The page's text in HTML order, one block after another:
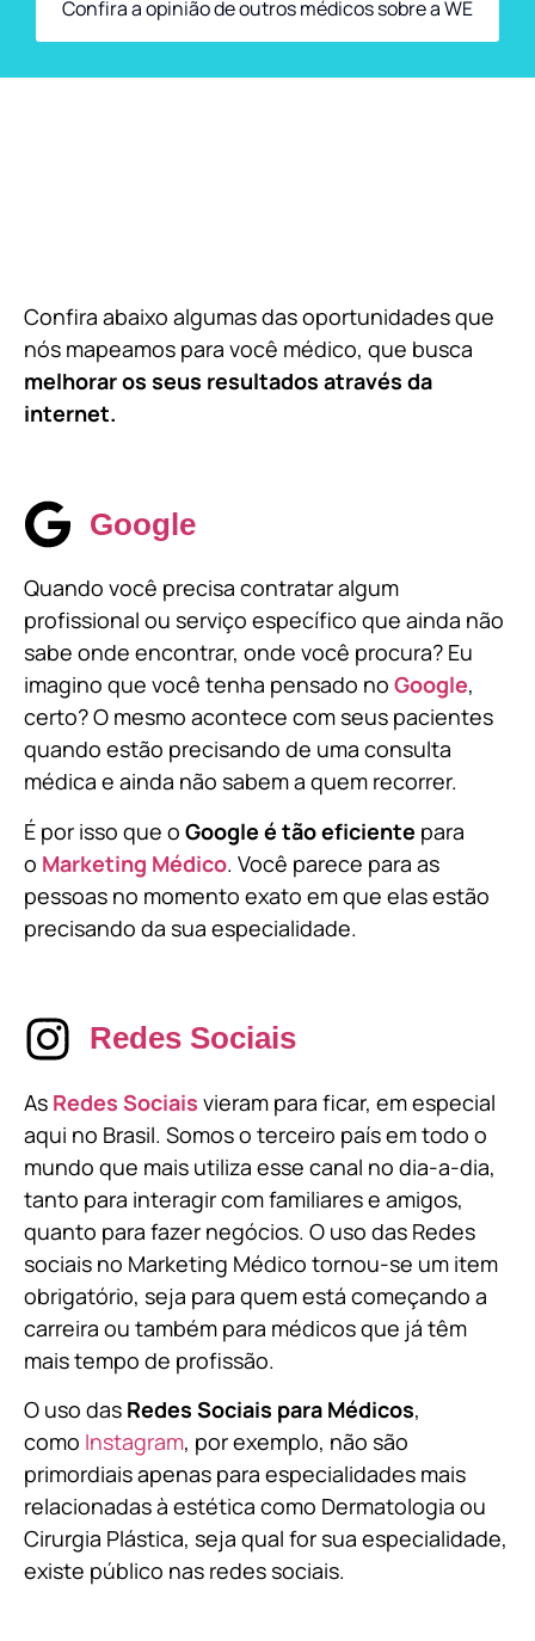
Confira a opinião de outros médicos sobre a WE
Confira abaixo algumas das oportunidades que
nós mapeamos para você médico, que busca
melhorar os seus resultados através da
internet.
Google
Quando você precisa contratar algum
profissional ou serviço específico que ainda não
sabe onde encontrar, onde você procura? Eu
imagino que você tenha pensado no Google,
certo? O mesmo acontece com seus pacientes
quando estão precisando de uma consulta
médica e ainda não sabem a quem recorrer.
É por isso que o Google é tão eficiente para
o Marketing Médico. Você parece para as
pessoas no momento exato em que elas estão
precisando da sua especialidade.
Redes Sociais
As Redes Sociais vieram para ficar, em especial
aqui no Brasil. Somos o terceiro país em todo o
mundo que mais utiliza esse canal no dia-a-dia,
tanto para interagir com familiares e amigos,
quanto para fazer negócios. O uso das Redes
sociais no Marketing Médico tornou-se um item
obrigatório, seja para quem está começando a
carreira ou também para médicos que já têm
mais tempo de profissão.
O uso das Redes Sociais para Médicos,
como Instagram, por exemplo, não são
primordiais apenas para especialidades mais
relacionadas à estética como Dermatologia ou
Cirurgia Plástica, seja qual for sua especialidade,
existe público nas redes sociais.